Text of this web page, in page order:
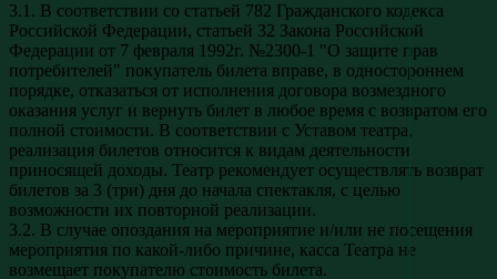
3.1. В соответствии со статьей 782 Гражданского кодекса
Российской Федерации, статьей 32 Закона Российской
Федерации от 7 февраля 1992г. №2300-1 "О защите прав
потребителей" покупатель билета вправе, в одностороннем
порядке, отказаться от исполнения договора возмездного
оказания услуг и вернуть билет в любое время с возвратом его
полной стоимости. В соответствии с Уставом театра,
реализация билетов относится к видам деятельности
приносящей доходы. Театр рекомендует осуществлять возврат
билетов за 3 (три) дня до начала спектакля, с целью
возможности их повторной реализации.
3.2. В случае опоздания на мероприятие и/или не посещения
мероприятия по какой-либо причине, касса Театра не
возмещает покупателю стоимость билета.